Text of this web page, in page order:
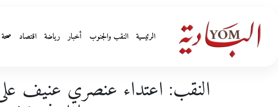
الرئيسية النقب والجنوب أخبار رياضة اقتصاد
النقب: اعتداء عنصري عنيف